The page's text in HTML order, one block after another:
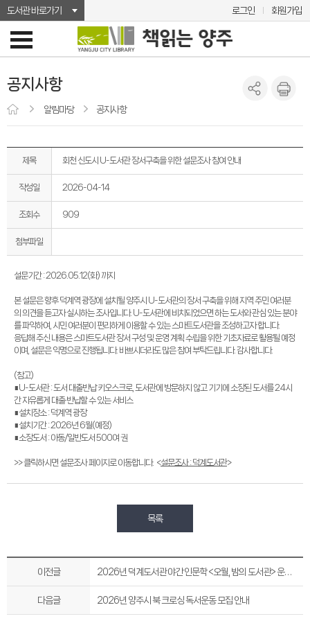
도서관 바로가기 로그인 회원가입
공지사항
알림마당 공지사항
제목 회천 신도시 U-도서관 장서구축을 위한 설문조사 참여 안내
작성일 2026-04-14
조회수 909
첨부파일
설문기간 : 2026.05.12(화) 까지
본 설문은 향후 덕계역 광장에 설치될 양주시 U-도서관의 장서 구축을 위해 지역 주민 여러분
의 의견을 듣고자 실시하는 조사입니다. U-도서관에 비치되었으면 하는 도서와 관심 있는 분야
를 파악하여, 시민 여러분이 편리하게 이용할 수 있는 스마트도서관을 조성하고자 합니다.
응답해 주신 내용은 스마트도서관 장서 구성 및 운영 계획 수립을 위한 기초자료로 활용될 예정
이며, 설문은 익명으로 진행됩니다. 바쁘시더라도 많은 참여 부탁드립니다. 감사합니다.
(참고)
∎U-도서관 : 도서 대출반납 키오스크로, 도서관에 방문하지 않고 기기에 소장된 도서를 24시
간 자유롭게 대출·반납할 수 있는 서비스
∎설치장소 : 덕계역 광장
∎설치기간 : 2026년 6월(예정)
∎소장도서 : 아동/일반도서 500여 권
>> 클릭하시면 설문조사 페이지로 이동합니다. <설문조사 : 덕계도서관>
목록
이전글 2026년 덕계도서관 야간 인문학 <오월, 밤의 도서관> 운영 안내
다음글 2026년 양주시 북 크로싱 독서운동 모집 안내